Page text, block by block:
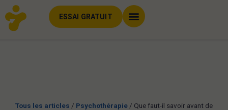
ESSAI GRATUIT
Tous les articles / Psychothérapie / Que faut-il savoir avant de